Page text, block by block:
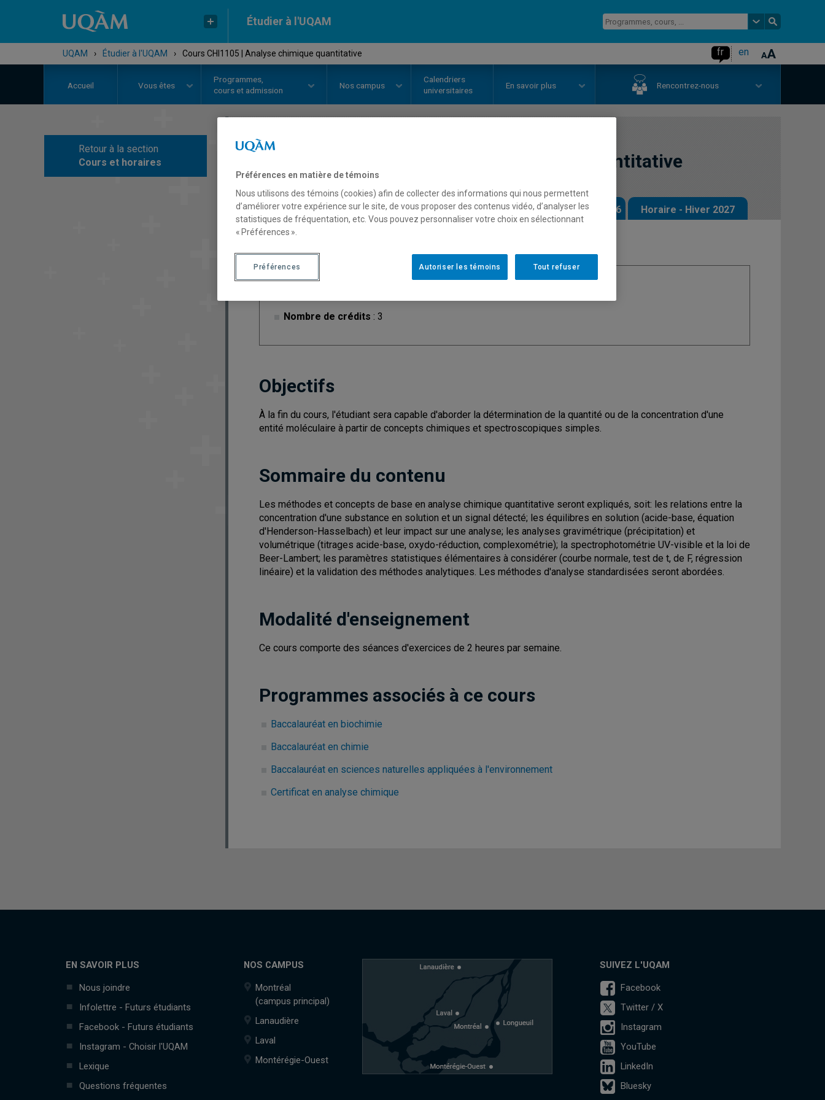
Étudier à l'UQAM
UQAM › Étudier à l'UQAM › Cours CHI1105 | Analyse chimique quantitative fr en
Accueil Vous êtes
Programmes,
cours et admission
Nos campus
Calendriers
universitaires
En savoir plus Rencontrez-nous
Retour à la section
Cours et horaires
Analyse chimique quantitative
Description Horaire - Été 2026 Horaire - Automne 2026 Horaire - Hiver 2027
Nombre de crédits : 3
Objectifs
À la fin du cours, l'étudiant sera capable d'aborder la détermination de la quantité ou de la concentration d'une
entité moléculaire à partir de concepts chimiques et spectroscopiques simples.
Sommaire du contenu
Les méthodes et concepts de base en analyse chimique quantitative seront expliqués, soit: les relations entre la
concentration d'une substance en solution et un signal détecté; les équilibres en solution (acide-base, équation
d'Henderson-Hasselbach) et leur impact sur une analyse; les analyses gravimétrique (précipitation) et
volumétrique (titrages acide-base, oxydo-réduction, complexométrie); la spectrophotométrie UV-visible et la loi de
Beer-Lambert; les paramètres statistiques élémentaires à considérer (courbe normale, test de t, de F, régression
linéaire) et la validation des méthodes analytiques. Les méthodes d'analyse standardisées seront abordées.
Modalité d'enseignement
Ce cours comporte des séances d'exercices de 2 heures par semaine.
Programmes associés à ce cours
Baccalauréat en biochimie
Baccalauréat en chimie
Baccalauréat en sciences naturelles appliquées à l'environnement
Certificat en analyse chimique
EN SAVOIR PLUS
Nous joindre
Infolettre - Futurs étudiants
Facebook - Futurs étudiants
Instagram - Choisir l'UQAM
Lexique
Questions fréquentes
NOS CAMPUS
Montréal
(campus principal)
Lanaudière
Laval
Montérégie-Ouest
SUIVEZ L'UQAM
Facebook
Twitter / X
Instagram
YouTube
LinkedIn
Bluesky
Préférences en matière de témoins
Nous utilisons des témoins (cookies) afin de collecter des informations qui nous permettent
d’améliorer votre expérience sur le site, de vous proposer des contenus vidéo, d’analyser les
statistiques de fréquentation, etc. Vous pouvez personnaliser votre choix en sélectionnant
« Préférences ».
Tout refuser
Autoriser les témoins
Préférences